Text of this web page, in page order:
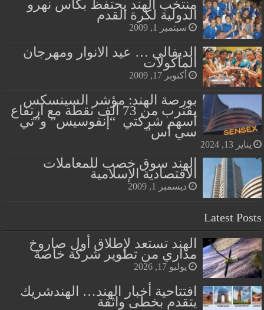
منتخب الهند يحتفظ بكأس نهرو
الدولية لكرة القدم
سبتمبر 1, 2009
الديفالي … عيد الانوار ومهرجان
المأكولات
أكتوبر 17, 2009
بورصة الهند: مؤشر السينسكس
يقترب من 73 ألف نقطة مع ارتفاع
أسهم شركتي “إنفوسيس” و”تي
سي اس”
يناير 13, 2024
الهند سوق خصب للمعاملات
الاقتصادية الإسلامية
ديسمبر 1, 2009
Latest Posts
الهند تستعد لإطلاق أول صاروخ
مداري من تطوير شركة خاصة
يوليو 17, 2026
افتتاحية أخبار الهند… الهندشريك
يتقدم بخطى واثقة